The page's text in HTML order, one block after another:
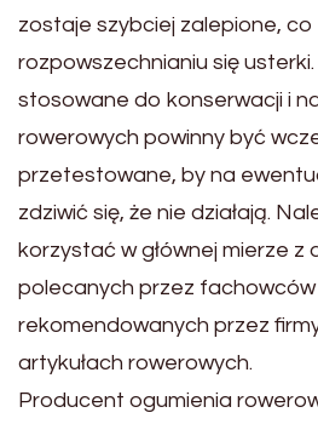
zostaje szybciej zalepione,
rozpowszechnianiu się
stosowane do konserwacji i
rowerowych powinny być
przetestowane, by na
zdziwić się, że nie działają.
korzystać w głównej mierze z
polecanych przez fachowców
rekomendowanych przez
artykułach rowerowych.
Producent ogumienia